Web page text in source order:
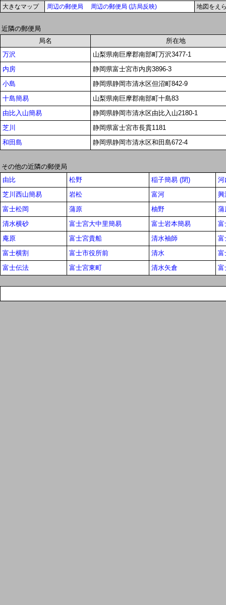
大きなマップ 周辺の郵便局 周辺の郵便局 (訪局反映) 地図をえ
近隣の郵便局
局名
所在地
万沢
山梨県南巨摩郡南部町万沢3477-1
内房
静岡県富士宮市内房3896-3
小島
静岡県静岡市清水区但沼町842-9
十島簡易
山梨県南巨摩郡南部町十島83
由比入山簡易
静岡県静岡市清水区由比入山2180-1
芝川
静岡県富士宮市長貫1181
和田島
静岡県静岡市清水区和田島672-4
その他の近隣の郵便局
由比
松野 稲子簡易 (閉)
河
芝川西山簡易
岩松 富河
興
富士松岡
蒲原 柚野
蒲
清水横砂
富士宮大中里簡易 富士岩本簡易
富
庵原
富士宮貴船 清水袖師
富
富士横割
富士市役所前 清水
富
富士伝法
富士宮東町 清水矢倉 富